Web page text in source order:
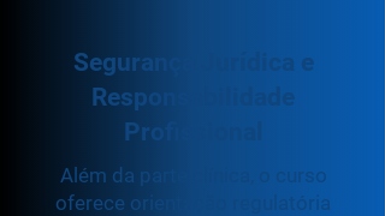
Segurança Jurídica e
Responsabilidade
Profissional
Além da parte clínica, o curso
oferece orientação regulatória